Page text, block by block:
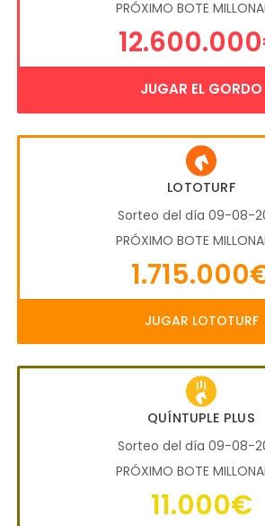
PRÓXIMO BOTE
JUGAR EL GORDO
LOTOTURF
Sorteo del día 09-08-
PRÓXIMO BOTE
JUGAR LOTOTURF
QUÍNTUPLE PLUS
Sorteo del día 09-08-
PRÓXIMO BOTE
11.000€